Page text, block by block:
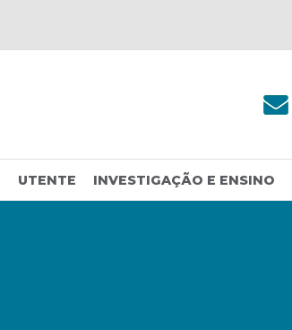
UTENTE INVESTIGAÇÃO E ENSINO